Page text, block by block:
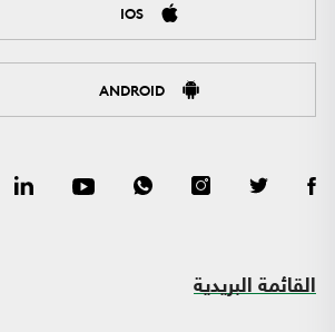
IOS
ANDROID
القائمة البريدية